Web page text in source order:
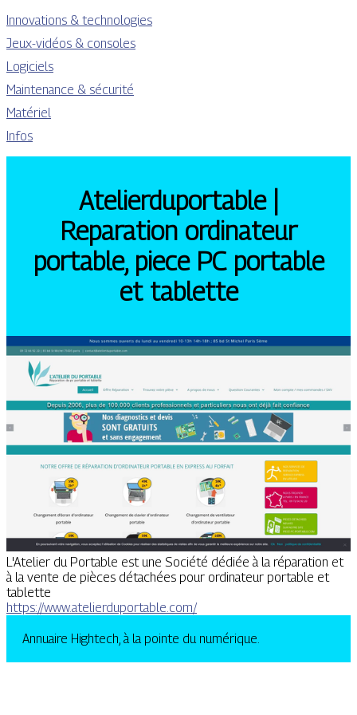
Innovations & technologies
Jeux-vidéos & consoles
Logiciels
Maintenance & sécurité
Matériel
Infos
Atelier­du­portab­le |
Reparation ordinateur
portable, piece PC portable
et tablette
L'Atelier du Portable est une Société dédiée à la réparation et
à la vente de pièces détachées pour ordinateur portable et
tablette
https://www.atelierduportable.com/
Annuaire Hightech, à la pointe du numérique.